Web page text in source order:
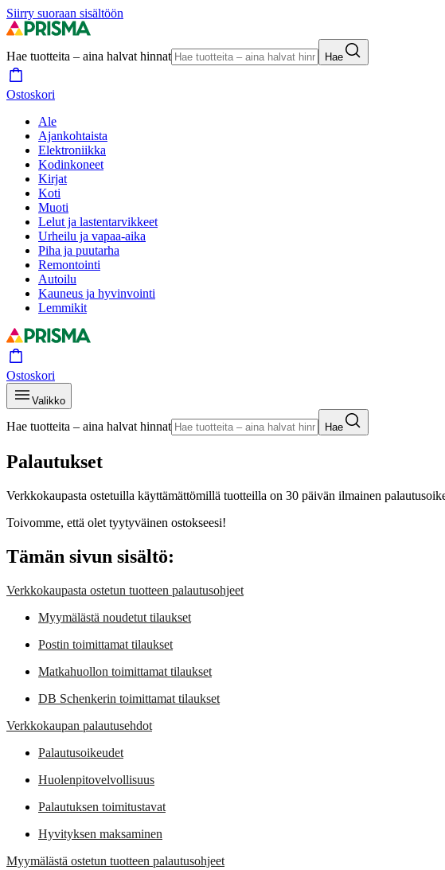
Siirry suoraan sisältöön
Hae tuotteita – aina halvat hinnat Hae
Ostoskori
Ale
Ajankohtaista
Elektroniikka
Kodinkoneet
Kirjat
Koti
Muoti
Lelut ja lastentarvikkeet
Urheilu ja vapaa-aika
Piha ja puutarha
Remontointi
Autoilu
Kauneus ja hyvinvointi
Lemmikit
Ostoskori
Valikko
Hae tuotteita – aina halvat hinnat Hae
Palautukset
Verkkokaupasta ostetuilla käyttämättömillä tuotteilla on 30 päivän ilmainen
Toivomme, että olet tyytyväinen ostokseesi!
Tämän sivun sisältö:
Verkkokaupasta ostetun tuotteen palautusohjeet
Myymälästä noudetut tilaukset
Postin toimittamat tilaukset
Matkahuollon toimittamat tilaukset
DB Schenkerin toimittamat tilaukset
Verkkokaupan palautusehdot
Palautusoikeudet
Huolenpitovelvollisuus
Palautuksen toimitustavat
Hyvityksen maksaminen
Myymälästä ostetun tuotteen palautusohjeet